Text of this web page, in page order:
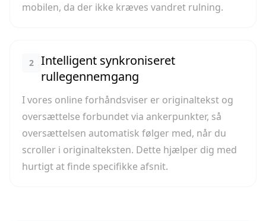
mobilen, da der ikke kræves vandret rulning.
2
Intelligent synkroniseret
rullegennemgang
I vores online forhåndsviser er originaltekst og
oversættelse forbundet via ankerpunkter, så
oversættelsen automatisk følger med, når du
scroller i originalteksten. Dette hjælper dig med
hurtigt at finde specifikke afsnit.